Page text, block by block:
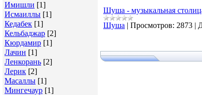
Имишли [1]
Исмаиллы [1]
Кедабек [1]
Кельбаджар [2]
Кюрдамир [1]
Лачин [1]
Ленкорань [2]
Лерик [2]
Масаллы [1]
Мингечаур [1]
Шуша - музыкальная
Шуша | Просмотров: 2873 |